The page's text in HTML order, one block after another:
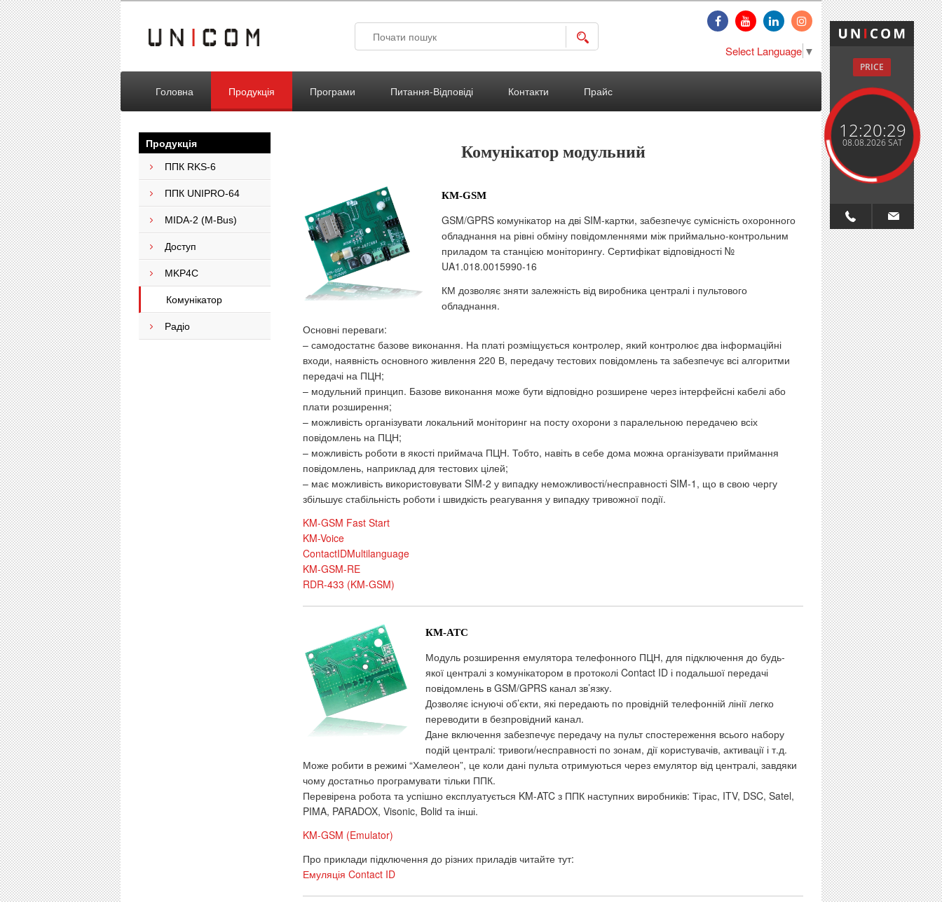
PRICE
12:20:29
08.08.2026 SAT
Search
Головна Продукція Програми Питання-Відповіді Контакти Прайс
Комунікатор модульний
КМ-GSM
GSM/GPRS комунікатор на дві SIM-картки, забезпечує сумісність охоронного
обладнання на рівні обміну повідомленнями між приймально-контрольним
приладом та станцією моніторингу. Сертифікат відповідності №
UA1.018.0015990-16
КМ дозволяє зняти залежність від виробника централі і пультового
обладнання.
Основні переваги:
– самодостатнє базове виконання. На платі розміщується контролер, який контролює два інформаційні
входи, наявність основного живлення 220 В, передачу тестових повідомлень та забезпечує всі алгоритми
передачі на ПЦН;
– модульний принцип. Базове виконання може бути відповідно розширене через інтерфейсні кабелі або
плати розширення;
– можливість організувати локальний моніторинг на посту охорони з паралельною передачею всіх
повідомлень на ПЦН;
– можливість роботи в якості приймача ПЦН. Тобто, навіть в себе дома можна організувати приймання
повідомлень, наприклад для тестових цілей;
– має можливість використовувати SIM-2 у випадку неможливості/несправності SIM-1, що в свою чергу
збільшує стабільність роботи і швидкість реагування у випадку тривожної події.
KM-GSM Fast Start
KM-Voice
ContactIDMultilanguage
KM-GSM-RE
RDR-433 (KM-GSM)
КМ-ATC
Модуль розширення емулятора телефонного ПЦН, для підключення до будь-
якої централі з комунікатором в протоколі Contact ID і подальшої передачі
повідомлень в GSM/GPRS канал зв’язку.
Дозволяє існуючі об’єкти, які передають по провідній телефонній лінії легко
переводити в безпровідний канал.
Дане включення забезпечує передачу на пульт спостереження всього набору
подій централі: тривоги/несправності по зонам, дії користувачів, активації і т.д.
Може робити в режимі “Хамелеон”, це коли дані пульта отримуються через емулятор від централі, завдяки
чому достатньо програмувати тільки ППК.
Перевірена робота та успішно експлуатується KM-ATC з ППК наступних виробників: Тірас, ITV, DSC, Satel,
PIMA, PARADOX, Visonic, Bolid та інші.
KM-GSM (Emulator)
Про приклади підключення до різних приладів читайте тут:
Емуляція Contact ID
Продукція
ППК RKS-6
ППК UNIPRO-64
MIDA-2 (M-Bus)
Доступ
MKP4C
Комунікатор
Радіо
Select Language ▼